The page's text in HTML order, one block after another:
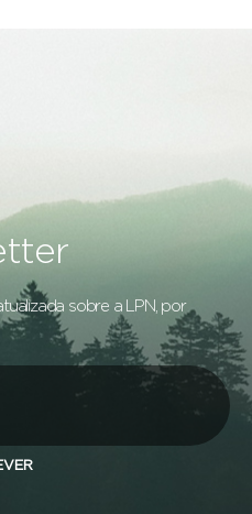
sobre a LPN, por